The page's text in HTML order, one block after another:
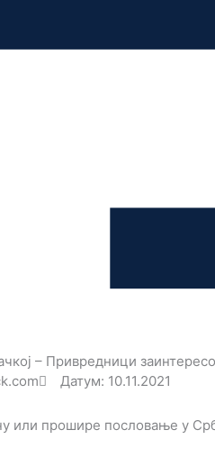
– Привредници
Датум: 10.11.2021
или прошире пословање у